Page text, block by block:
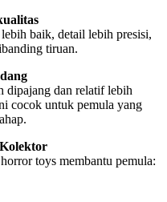
baik, detail lebih presisi,
tiruan.
dipajang dan relatif lebih
cocok untuk pemula yang
toys membantu pemula: